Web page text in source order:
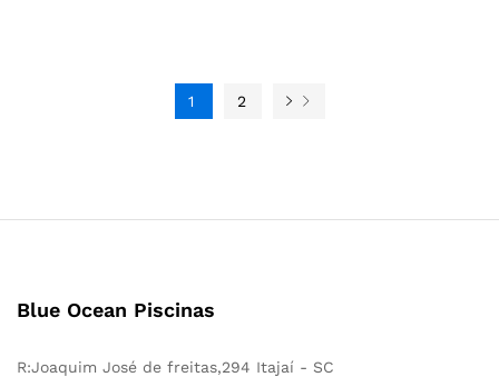
1 2
Blue Ocean Piscinas
R:Joaquim José de freitas,294 Itajaí - SC